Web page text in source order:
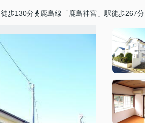
歩130分 鹿島線「鹿島神宮」駅徒歩267分